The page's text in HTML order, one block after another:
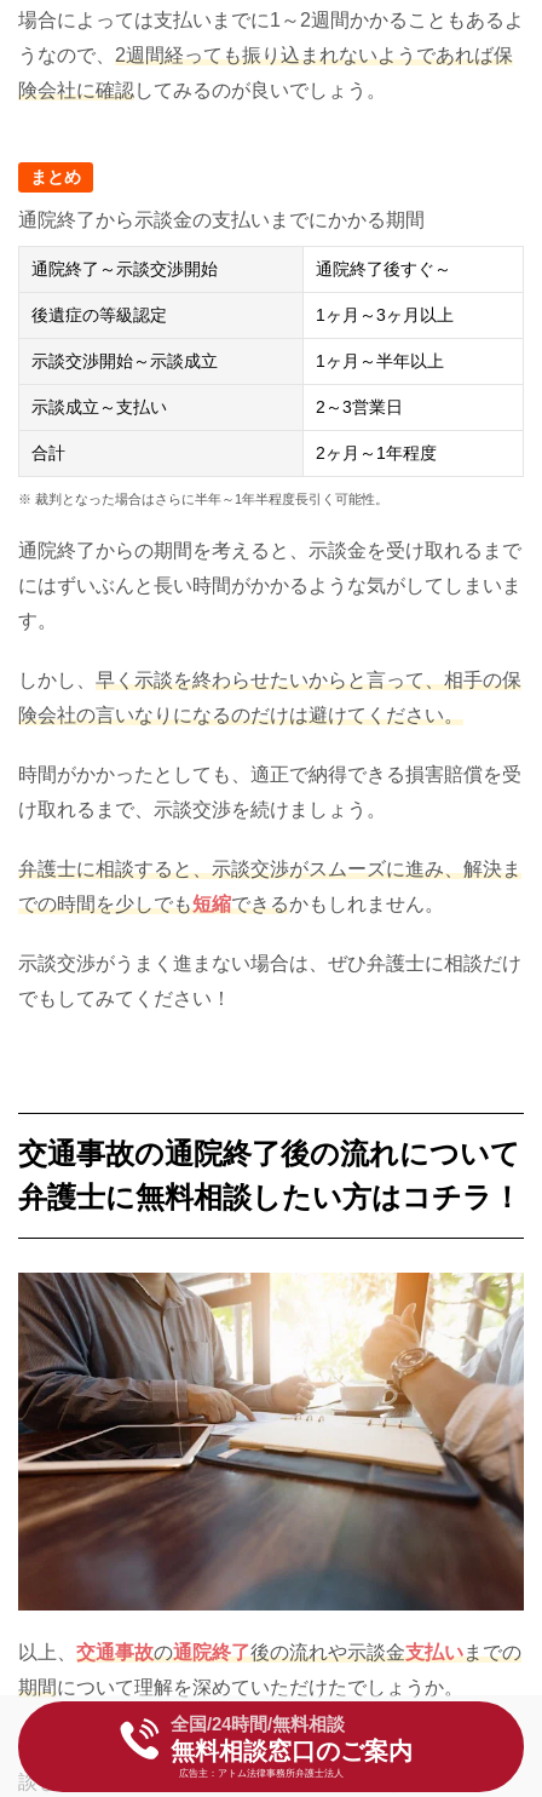
場合によっては支払いまでに1～2週間かかることもあるよ
うなので、 2週間経っても振り込まれないようであれば保
険会社に確認してみるのが良いでしょう。
まとめ
通院終了から示談金の支払いまでにかかる期間
通院終了～示談交渉開始 通院終了後すぐ～
後遺症の等級認定 1ヶ月～3ヶ月以上
示談交渉開始～示談成立 1ヶ月～半年以上
示談成立～支払い 2 ～3営業日
合計 2ヶ月～ 1年程度
※ 裁判となった場合はさらに半年～1年半程度長引く可能性。
通院終了からの期間を考えると、示談金を受け取れるまで
にはずいぶんと長い時間がかかるような気がしてしまいま
す。
しかし、 早く示談を終わらせたいからと言って、相手の保
険会社の言いなりになるのだけは避けてください。
時間がかかったとしても、適正で納得できる損害賠償を受
け取れるまで、示談交渉を続けましょう。
弁護士に相談すると、示談交渉がスムーズに進み、解決ま
での時間を少しでも短縮できるかもしれません。
示談交渉がうまく進まない場合は、ぜひ弁護士に相談だけ
でもしてみてください！
交通事故の通院終了後の流れについて
弁護士に無料相談したい方はコチラ！
以上、 交通事故の通院終了後の流れや示談金支払いまでの
期間について理解を深めていただけたでしょうか。
スムーズに示談交渉を進めるためにも、今すぐ弁護士に相
談したい！と思われた方もいらっしゃるはずです。
全国/24時間/無料相談
無料相談窓口のご案内
広告主：アトム法律事務所弁護士法人